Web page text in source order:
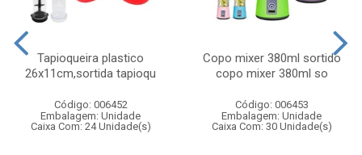
Tapioqueira plastico
26x11cm,sortida tapioqu
Código: 006452
Embalagem: Unidade
Caixa Com: 24 Unidade(s)
Copo mixer 380ml sortido
copo mixer 380ml so
Código: 006453
Embalagem: Unidade
Caixa Com: 30 Unidade(s)